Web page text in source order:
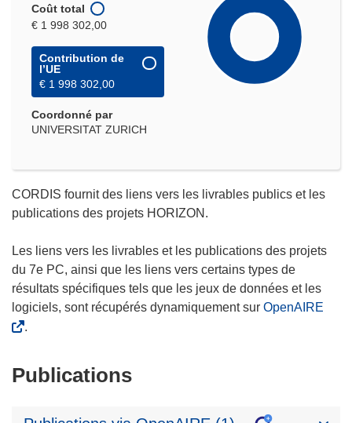
Coût total
€ 1 998 302,00
Contribution de
l’UE
€ 1 998 302,00
Coordonné par
UNIVERSITAT ZURICH
CORDIS fournit des liens vers les livrables publics et les
publications des projets HORIZON.
Les liens vers les livrables et les publications des projets
du 7e PC, ainsi que les liens vers certains types de
résultats spécifiques tels que les jeux de données et les
logiciels, sont récupérés dynamiquement sur OpenAIRE
.
Publications